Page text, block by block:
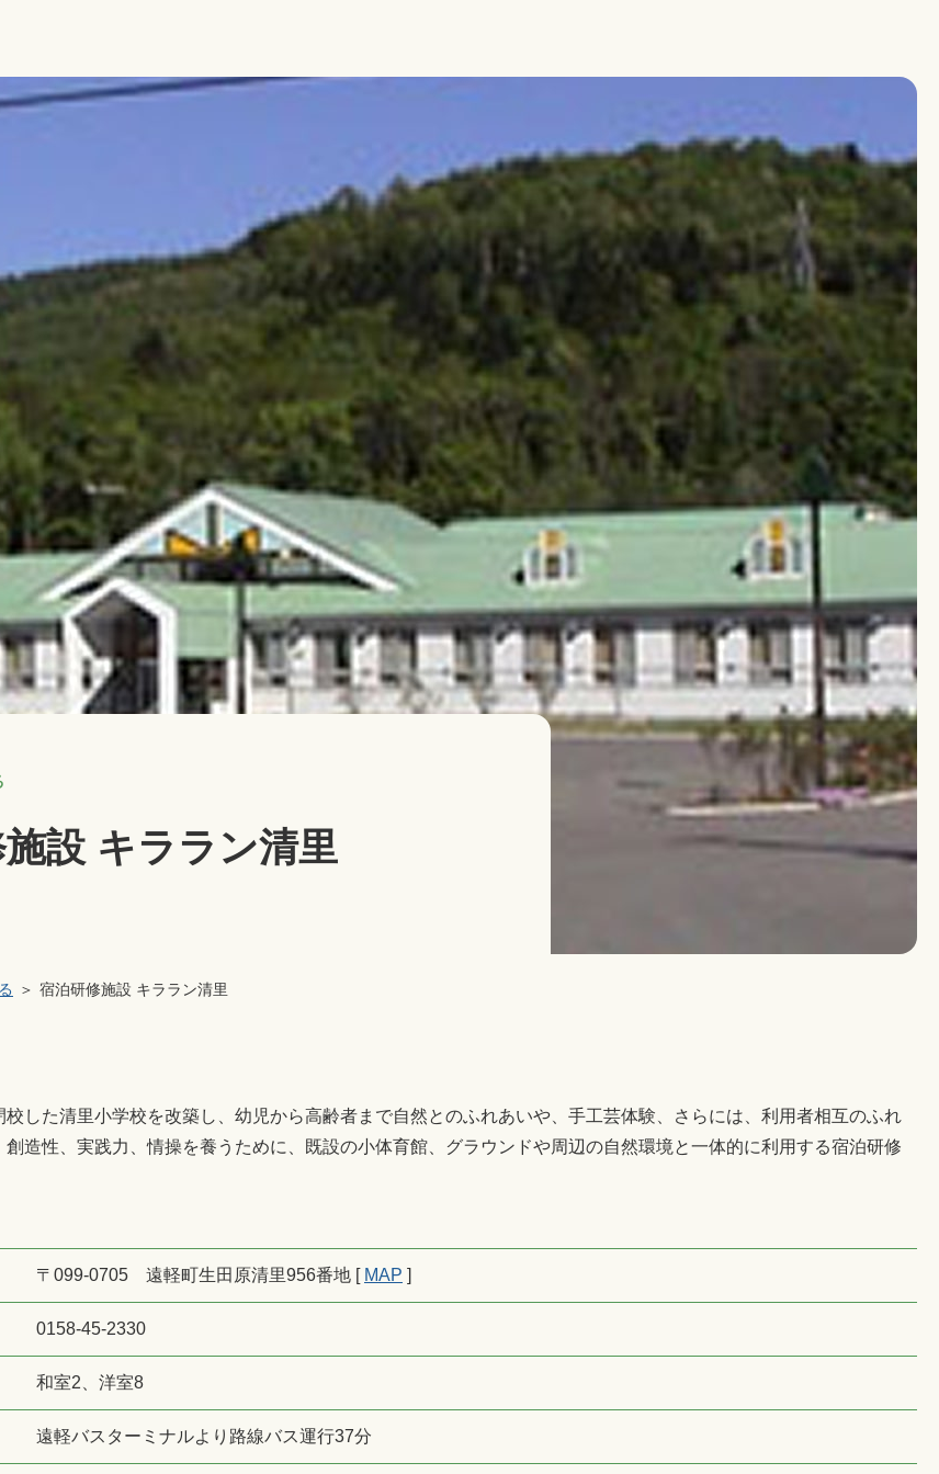
設 キララン清里
宿泊研修施設 キララン清里
校した清里小学校を改築し、幼児から高齢者まで自然とのふれあいや、手工芸体験、さらには、利用者相互のふれ
創造性、実践力、情操を養うために、既設の小体育館、グラウンドや周辺の自然環境と一体的に利用する宿泊研修
〒099-0705 遠軽町生田原清里956番地 [ MAP ]
0158-45-2330
和室2、洋室8
遠軽バスターミナルより路線バス運行37分